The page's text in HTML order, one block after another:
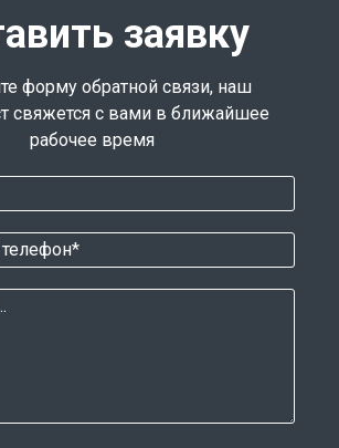
заявку
форму обратной связи, наш
свяжется с вами в ближайшее
рабочее время